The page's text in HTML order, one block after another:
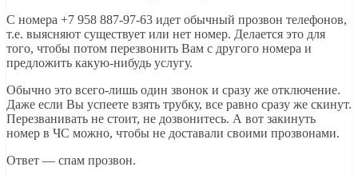
С номера +7 958 887-97-63 идет обычный прозвон телефонов,
т.е. выясняют существует или нет номер. Делается это для
того, чтобы потом перезвонить Вам с другого номера и
предложить какую-нибудь услугу.
Обычно это всего-лишь один звонок и сразу же отключение.
Даже если Вы успеете взять трубку, все равно сразу же скинут.
Перезванивать не стоит, не дозвонитесь. А вот закинуть
номер в ЧС можно, чтобы не доставали своими прозвонами.
Ответ — спам прозвон.